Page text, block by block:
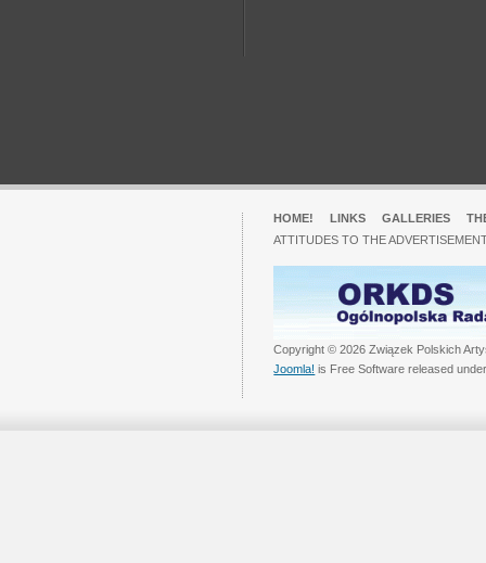
HOME! LINKS GALLERIES
ATTITUDES TO THE
Copyright © 2026 Związek Polskich
Joomla! is Free Software released